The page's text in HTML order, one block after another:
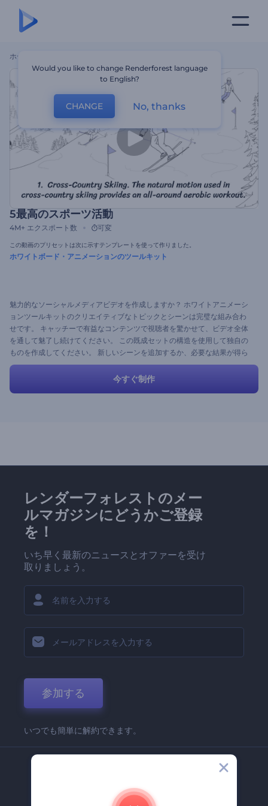
ホーム
5最高のスポーツ活動
4M+ エクスポート数 可変
この動画のプリセットは次に示すテンプレートを使って作りました。
ホワイトボード・アニメーションのツールキット
魅力的なソーシャルメディアビデオを作成しますか？ ホワイトアニメーシ
ョンツールキットのクリエイティブなトピックとシーンは完璧な組み合わ
せです。 キャッチーで有益なコンテンツで視聴者を驚かせて、ビデオ全体
を通して魅了し続けてください。 この既成セットの構造を使用して独自の
ものを作成してください。 新しいシーンを追加するか、必要な結果が得ら
れないシーンを削除してください。
今すぐ制作
レンダーフォレストのメー
ルマガジンにどうかご登録
を！
いち早く最新のニュースとオファーを受け
取りましょう。
参加する
いつでも簡単に解約できます。
Renderforest 企業情報
Would you like to change Renderforest language
to English?
CHANGE No, thanks